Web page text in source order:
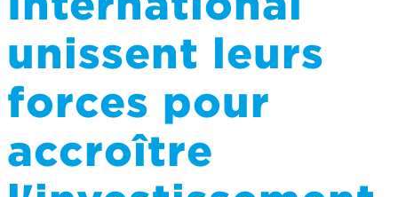
unissent leurs
forces pour
accroître